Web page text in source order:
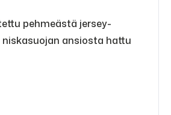
pehmeästä jersey-
niskasuojan ansiosta hattu